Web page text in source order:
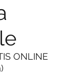
ONLINE